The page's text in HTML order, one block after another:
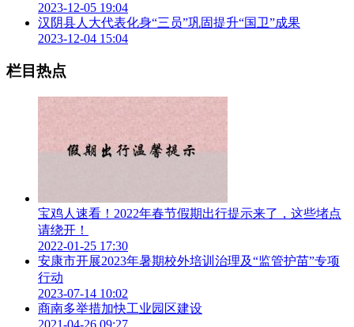
2023-12-05 19:04
汉阴县人大代表化身“三员”巩固提升“国卫”成果
2023-12-04 15:04
栏目热点
宝鸡人速看！2022年春节假期出行提示来了，这些堵点
请绕开！
2022-01-25 17:30
安康市开展2023年暑期校外培训治理及“监管护苗”专项
行动
2023-07-14 10:02
商南多举措加快工业园区建设
2021-04-26 09:27